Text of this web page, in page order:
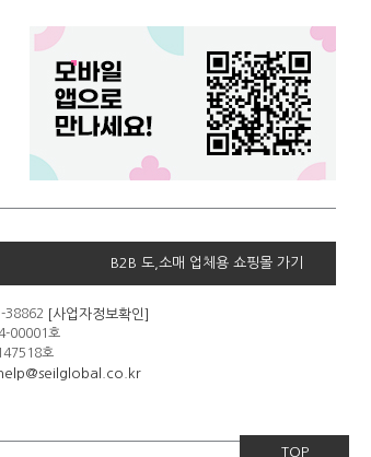
TOP
B2B 도,소매 업체용 쇼핑몰 가기
38862 [사업자정보확인]
00001호
호